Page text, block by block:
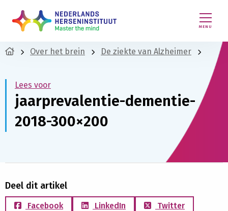
MENU
Over het brein De ziekte van Alzheimer
Lees voor
jaarprevalentie-dementie-
2018-300×200
Deel dit artikel
Facebook LinkedIn
Twitter